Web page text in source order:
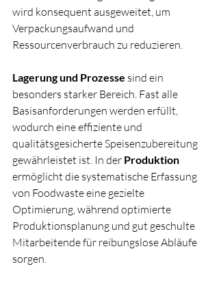
wird konsequent ausgeweitet, um
Verpackungsaufwand und
Ressourcenverbrauch zu reduzieren.
Lagerung und Prozesse sind ein
besonders starker Bereich. Fast alle
Basisanforderungen werden erfüllt,
wodurch eine effiziente und
qualitätsgesicherte Speisenzubereitung
gewährleistet ist. In der Produktion
ermöglicht die systematische Erfassung
von Foodwaste eine gezielte
Optimierung, während optimierte
Produktionsplanung und gut geschulte
Mitarbeitende für reibungslose Abläufe
sorgen.